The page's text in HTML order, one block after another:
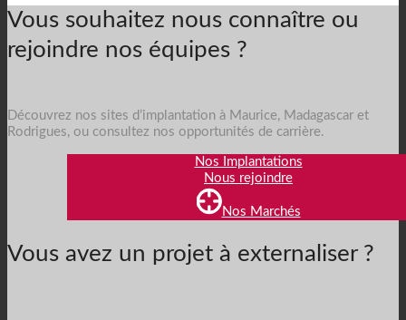
Vous souhaitez nous connaître ou
rejoindre nos équipes ?
Découvrez nos sites d’implantation à Maurice, Madagascar et
Rodrigues, ou consultez nos opportunités de carrière.
Nos Implantations
Nous rejoindre
Nos Marchés
Vous avez un projet à externaliser ?